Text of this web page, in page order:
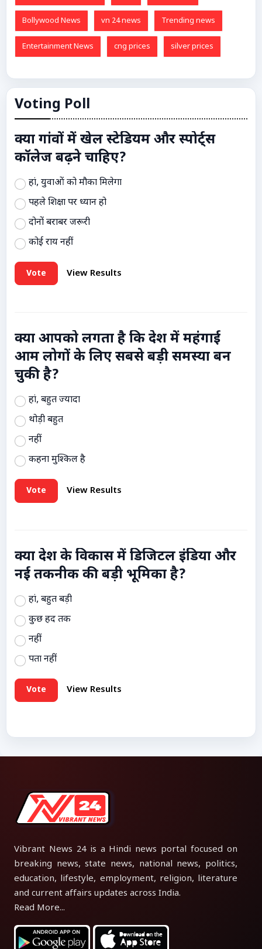
Bollywood News vn 24 news Trending news
Entertainment News cng prices silver prices
Voting Poll
क्या गांवों में खेल स्टेडियम और स्पोर्ट्स
कॉलेज बढ़ने चाहिए?
हां, युवाओं को मौका मिलेगा
पहले शिक्षा पर ध्यान हो
दोनों बराबर जरूरी
कोई राय नहीं
Vote View Results
क्या आपको लगता है कि देश में महंगाई
आम लोगों के लिए सबसे बड़ी समस्या बन
चुकी है?
हां, बहुत ज्यादा
थोड़ी बहुत
नहीं
कहना मुश्किल है
Vote View Results
क्या देश के विकास में डिजिटल इंडिया और
नई तकनीक की बड़ी भूमिका है?
हां, बहुत बड़ी
कुछ हद तक
नहीं
पता नहीं
Vote View Results
Vibrant News 24 is a Hindi news portal focused on
breaking news, state news, national news, politics,
education, lifestyle, employment, religion, literature
and current affairs updates across India.
Read More...